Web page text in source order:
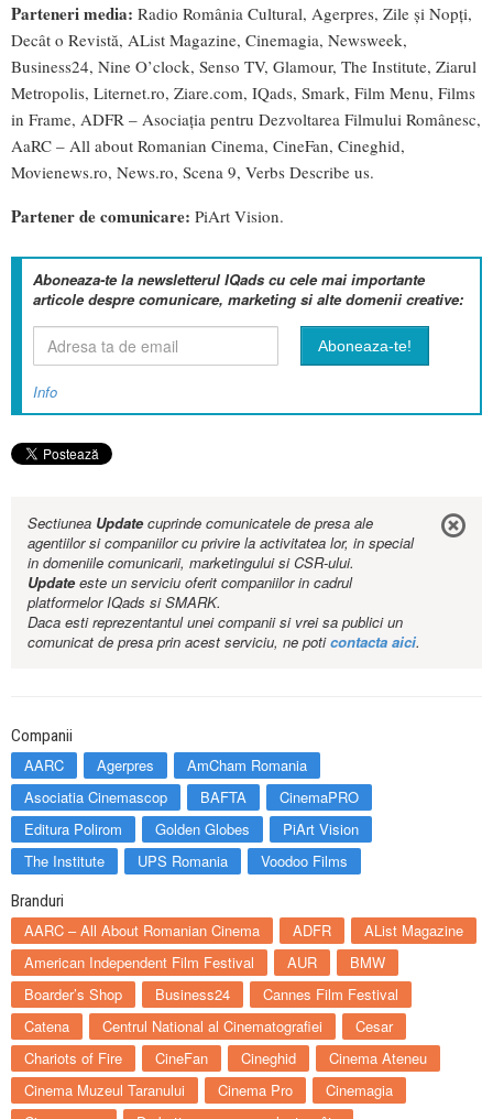
Parteneri media: Radio România Cultural, Agerpres, Zile și Nopți,
Decât o Revistă, AList Magazine, Cinemagia, Newsweek,
Business24, Nine O’clock, Senso TV, Glamour, The Institute, Ziarul
Metropolis, Liternet.ro, Ziare.com, IQads, Smark, Film Menu, Films
in Frame, ADFR – Asociația pentru Dezvoltarea Filmului Românesc,
AaRC – All about Romanian Cinema, CineFan, Cineghid,
Movienews.ro, News.ro, Scena 9, Verbs Describe us.
Partener de comunicare: PiArt Vision.
Aboneaza-te la newsletterul IQads cu cele mai importante
articole despre comunicare, marketing si alte domenii creative:
Info
Sectiunea Updatecuprinde comunicatele de presa ale
agentiilor si companiilor cu privire la activitatea lor, in special
in domeniile comunicarii, marketingului si CSR-ului.
Updateeste un serviciu oferit companiilor in cadrul
platformelor IQads si SMARK.
Daca esti reprezentantul unei companii si vrei sa publici un
comunicat de presa prin acest serviciu, ne poticontacta aici.
Companii
AARC Agerpres
AmCham Romania
Asociatia Cinemascop
BAFTA
CinemaPRO
Editura Polirom
Golden Globes
PiArt Vision
The Institute
UPS Romania Voodoo Films
Branduri
AARC – All About Romanian Cinema ADFR
AList Magazine
American Independent Film Festival
AUR
BMW
Boarder’s Shop
Business24
Cannes Film Festival
Catena
Centrul National al Cinematografiei
Cesar
Chariots of Fire
CineFan Cineghid
Cinema Ateneu
Cinema Muzeul Taranului
Cinema Pro
Cinemagia